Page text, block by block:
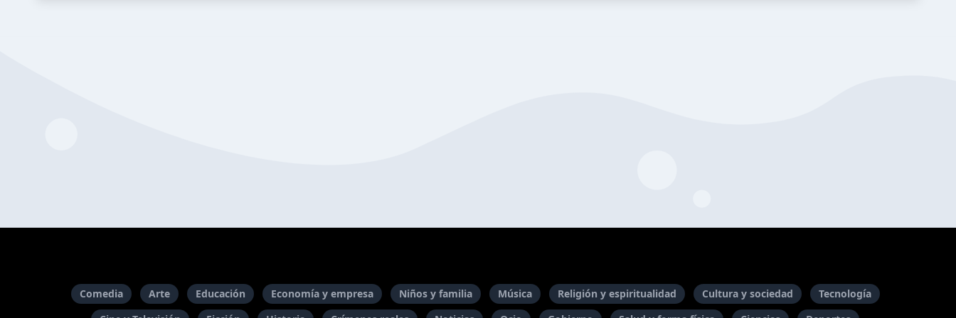
Comedia Arte Educación Economía y empresa Niños y familia Música Religión y espiritualidad Cultura y sociedad
Tecnología